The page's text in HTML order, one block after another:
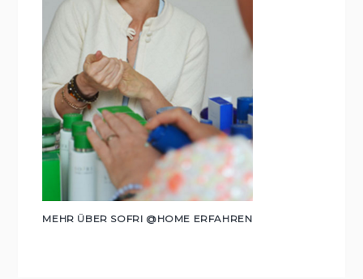
MEHR ÜBER SOFRI @HOME ERFAHREN